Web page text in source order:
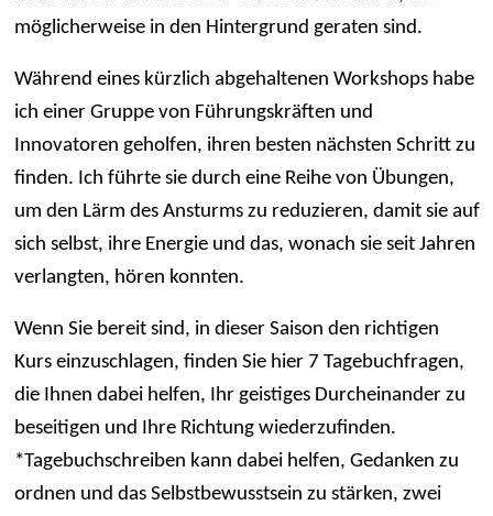
möglicherweise in den Hintergrund geraten sind.
Während eines kürzlich abgehaltenen Workshops habe
ich einer Gruppe von Führungskräften und
Innovatoren geholfen, ihren besten nächsten Schritt zu
finden. Ich führte sie durch eine Reihe von Übungen,
um den Lärm des Ansturms zu reduzieren, damit sie auf
sich selbst, ihre Energie und das, wonach sie seit Jahren
verlangten, hören konnten.
Wenn Sie bereit sind, in dieser Saison den richtigen
Kurs einzuschlagen, finden Sie hier 7 Tagebuchfragen,
die Ihnen dabei helfen, Ihr geistiges Durcheinander zu
beseitigen und Ihre Richtung wiederzufinden.
*Tagebuchschreiben kann dabei helfen, Gedanken zu
ordnen und das Selbstbewusstsein zu stärken, zwei